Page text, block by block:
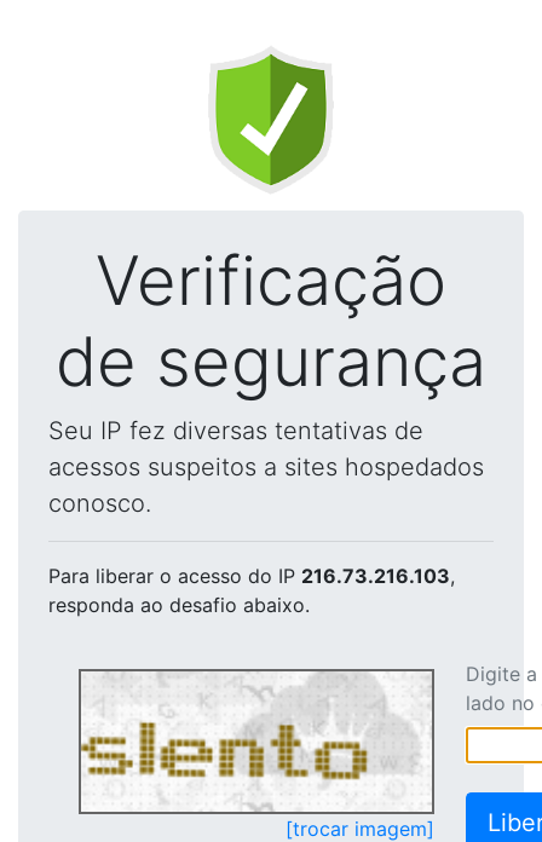
Verificação
de segurança
Seu IP fez diversas tentativas de
acessos suspeitos a sites hospedados
conosco.
Para liberar o acesso do IP 216.73.216.103,
responda ao desafio abaixo.
[trocar imagem]
Digite
lado no